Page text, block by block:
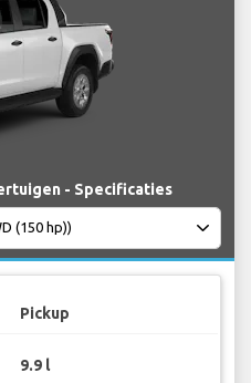
- Specificaties
Pickup
9.9 l